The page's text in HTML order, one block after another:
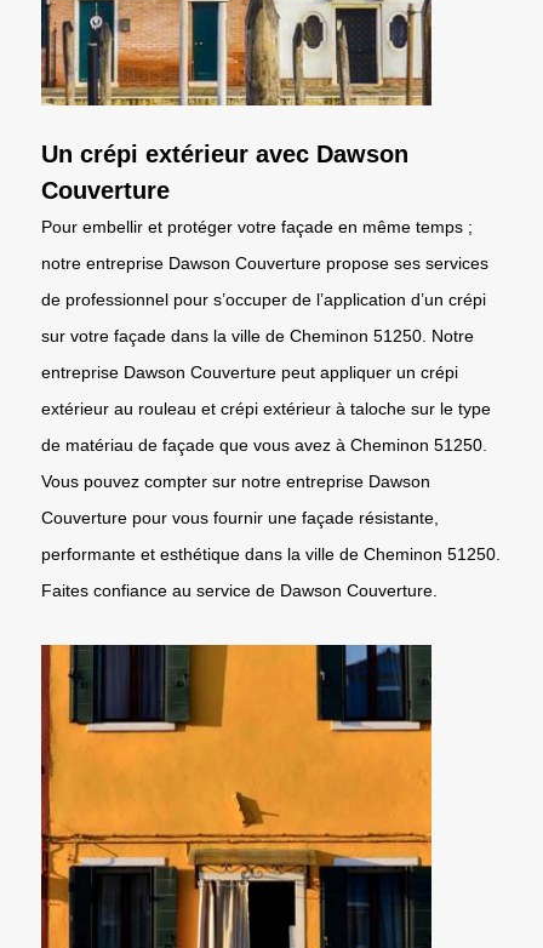
Un crépi extérieur avec Dawson
Couverture
Pour embellir et protéger votre façade en même temps ;
notre entreprise Dawson Couverture propose ses services
de professionnel pour s’occuper de l’application d’un crépi
sur votre façade dans la ville de Cheminon 51250. Notre
entreprise Dawson Couverture peut appliquer un crépi
extérieur au rouleau et crépi extérieur à taloche sur le type
de matériau de façade que vous avez à Cheminon 51250.
Vous pouvez compter sur notre entreprise Dawson
Couverture pour vous fournir une façade résistante,
performante et esthétique dans la ville de Cheminon 51250.
Faites confiance au service de Dawson Couverture.